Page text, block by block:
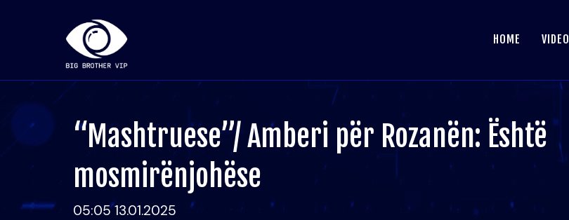
HOME VIDEO
“Mashtruese”/ Amberi për Rozanën: Është
mosmirënjohëse
05:05 13.01.2025